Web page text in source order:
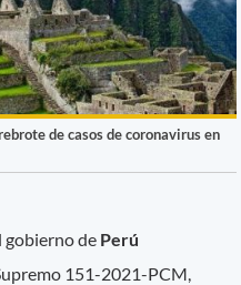
de casos de coronavirus en
gobierno de Perú
151-2021-PCM,